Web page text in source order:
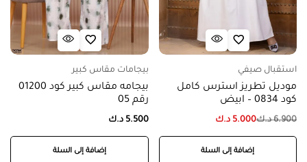
استقبال صيفي
موديل تطريز استرس كامل
كود 0834 – ابيض
6.900 د.ك5.000 د.ك
إضافة إلى السلة
بيجامات مقاس كبير
بيجامه مقاس كبير كود 01200
رقم 05
5.500 د.ك
إضافة إلى السلة